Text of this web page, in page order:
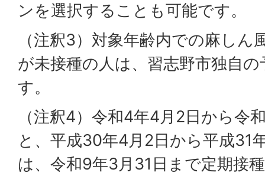
ンを選択することも可能です。
（注釈3）対象年齢内での麻しん
が未接種の人は、習志野市独自
す。
（注釈4）令和4年4月2日から令
と、平成30年4月2日から平成31
は、令和9年3月31日まで定期接